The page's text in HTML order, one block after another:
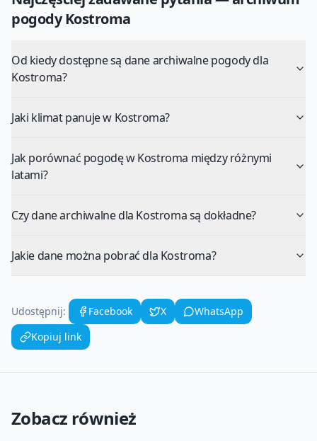
pogodyKostroma
Od kiedy dostępne są dane archiwalne pogody dla
Kostroma?
Jaki klimat panuje w Kostroma?
Jak porównać pogodę w Kostroma między różnymi
latami?
Czy dane archiwalne dla Kostroma są dokładne?
Jakie dane można pobrać dla Kostroma?
Udostępnij: Facebook X
WhatsApp
Kopiuj link
Zobacz również